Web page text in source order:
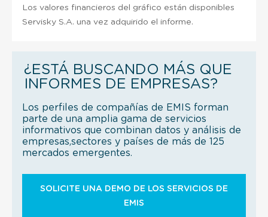
Los valores financieros del gráfico están disponibles
Servisky S.A. una vez adquirido el informe.
¿ESTÁ BUSCANDO MÁS QUE
INFORMES DE EMPRESAS?
Los perfiles de compañías de EMIS forman
parte de una amplia gama de servicios
informativos que combinan datos y análisis de
empresas,sectores y países de más de 125
mercados emergentes.
SOLICITE UNA DEMO DE LOS SERVICIOS DE
EMIS